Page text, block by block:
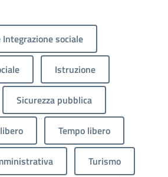
sociale
Istruzione
Sicurezza pubblica
Tempo libero
Turismo